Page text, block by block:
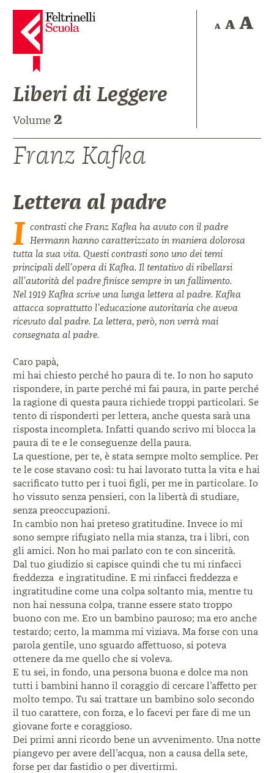
Liberi di Leggere
Volume 2
Franz Kafka
Lettera al padre
I contrasti che Franz Kafka ha avuto con il padre
Hermann hanno caratterizzato in maniera dolorosa
tutta la sua vita. Questi contrasti sono uno dei temi
principali dell’opera di Kafka. Il tentativo di ribellarsi
all’autorità del padre finisce sempre in un fallimento.
Nel 1919 Kafka scrive una lunga lettera al padre. Kafka
attacca soprattutto l’educazione autoritaria che aveva
ricevuto dal padre. La lettera, però, non verrà mai
consegnata al padre.
Caro papà,
mi hai chiesto perché ho paura di te. Io non ho saputo
rispondere, in parte perché mi fai paura, in parte perché
la ragione di questa paura richiede troppi particolari. Se
tento di risponderti per lettera, anche questa sarà una
risposta incompleta. Infatti quando scrivo mi blocca la
paura di te e le conseguenze della paura.
La questione, per te, è stata sempre molto semplice. Per
te le cose stavano così: tu hai lavorato tutta la vita e hai
sacrificato tutto per i tuoi figli, per me in particolare. Io
ho vissuto senza pensieri, con la libertà di studiare,
senza preoccupazioni.
In cambio non hai preteso gratitudine. Invece io mi
sono sempre rifugiato nella mia stanza, tra i libri, con
gli amici. Non ho mai parlato con te con sincerità.
Dal tuo giudizio si capisce quindi che tu mi rinfacci
freddezza e ingratitudine. E mi rinfacci freddezza e
ingratitudine come una colpa soltanto mia, mentre tu
non hai nessuna colpa, tranne essere stato troppo
buono con me. Ero un bambino pauroso; ma ero anche
testardo; certo, la mamma mi viziava. Ma forse con una
parola gentile, uno sguardo affettuoso, si poteva
ottenere da me quello che si voleva.
E tu sei, in fondo, una persona buona e dolce ma non
tutti i bambini hanno il coraggio di cercare l’affetto per
molto tempo. Tu sai trattare un bambino solo secondo
il tuo carattere, con forza, e lo facevi per fare di me un
giovane forte e coraggioso.
Dei primi anni ricordo bene un avvenimento. Una notte
piangevo per avere dell’acqua, non a causa della sete,
forse per dar fastidio o per divertirmi.